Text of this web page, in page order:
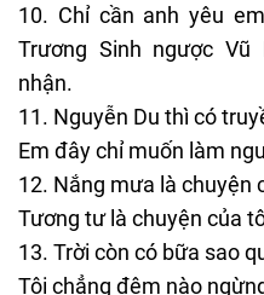
Chỉ cần anh yêu
Trương Sinh ngược
nhận.
Nguyễn Du thì có
Em đây chỉ muốn làm
Nắng mưa là chuyện
Tương tư là chuyện của
Trời còn có bữa sao
Tôi chẳng đêm nào